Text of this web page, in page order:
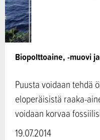
Biopolttoaine, -muovi
Puusta voidaan tehdä
eloperäisistä raaka-
voidaan korvaa
19.07.2014